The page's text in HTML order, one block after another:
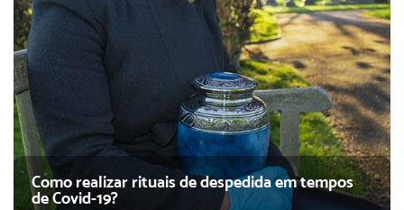
Como realizar rituais de despedida em tempos
de Covid-19?